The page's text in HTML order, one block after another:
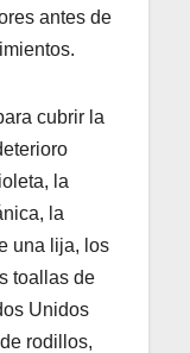
antes de
cubrir la
la
la
una lija, los
toallas de
Unidos
rodillos,